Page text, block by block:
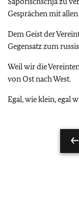
Gesprächen mit
Dem Geist der
Gegensatz zum
Weil wir die
von Ost nach West.
Egal, wie klein, egal